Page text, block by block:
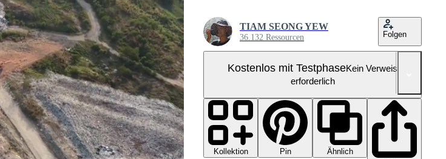
TIAM SEONG YEW
36.132 Ressourcen Folgen
Kostenlos mit TestphaseKein Verweis
erforderlich
Kollektion Pin
Ähnlich